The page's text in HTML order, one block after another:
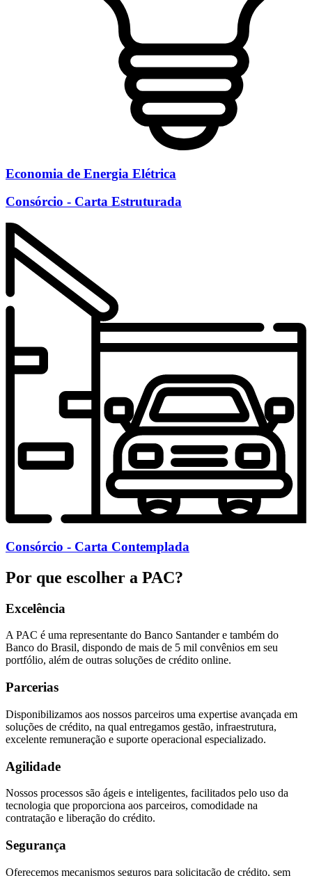
Economia de Energia Elétrica
Consórcio - Carta Estruturada
Consórcio - Carta Contemplada
Por que escolher a PAC?
Excelência
A PAC é uma representante do Banco Santander e também do
Banco do Brasil, dispondo de mais de 5 mil convênios em seu
portfólio, além de outras soluções de crédito online.
Parcerias
Disponibilizamos aos nossos parceiros uma expertise avançada em
soluções de crédito, na qual entregamos gestão, infraestrutura,
excelente remuneração e suporte operacional especializado.
Agilidade
Nossos processos são ágeis e inteligentes, facilitados pelo uso da
tecnologia que proporciona aos parceiros, comodidade na
contratação e liberação do crédito.
Segurança
Oferecemos mecanismos seguros para solicitação de crédito, sem